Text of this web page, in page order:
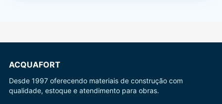
ACQUAFORT
Desde 1997 oferecendo materiais de construção com
qualidade, estoque e atendimento para obras.